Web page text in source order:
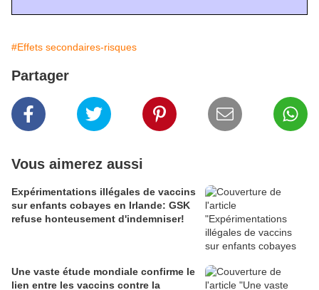
#Effets secondaires-risques
Partager
Vous aimerez aussi
Expérimentations illégales de vaccins
sur enfants cobayes en Irlande: GSK
refuse honteusement d'indemniser!
Une vaste étude mondiale confirme le
lien entre les vaccins contre la